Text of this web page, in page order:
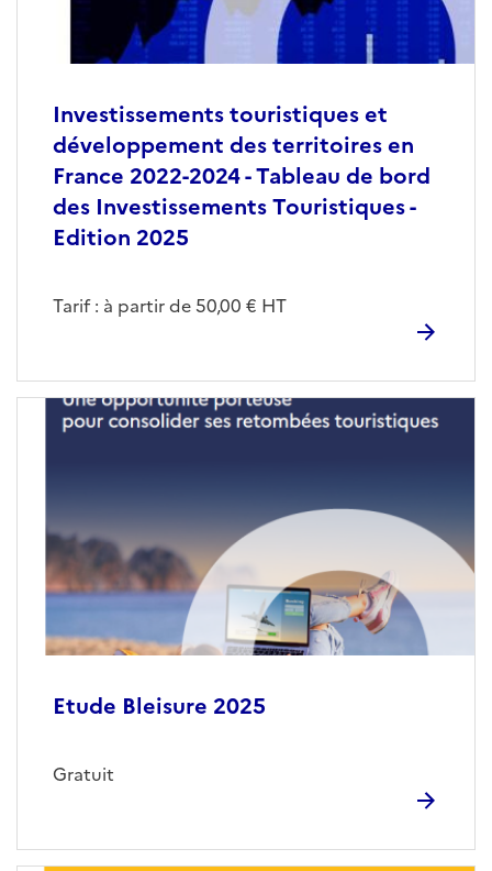
Investissements touristiques et
développement des territoires en
France 2022-2024 - Tableau de bord
des Investissements Touristiques -
Edition 2025
Tarif : à partir de 50,00 € HT
Etude Bleisure 2025
Gratuit